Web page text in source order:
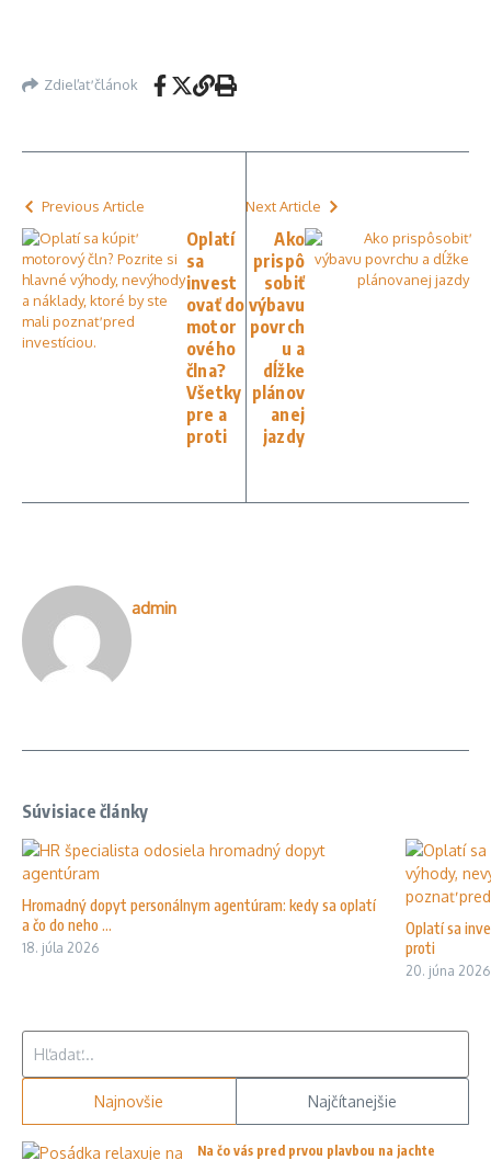
Zdieľať článok
Previous Article
Oplatí
sa
invest
ovať do
motor
ového
člna?
Všetky
pre a
proti
Next Article
Ako
prispô
sobiť
výbavu
povrch
u a
dĺžke
plánov
anej
jazdy
admin
Súvisiace články
Hromadný dopyt personálnym agentúram: kedy sa oplatí
a čo do neho ...
18. júla 2026
Oplatí sa
proti
20. júna 2026
Najnovšie Najčítanejšie
Na čo vás pred prvou plavbou na jachte